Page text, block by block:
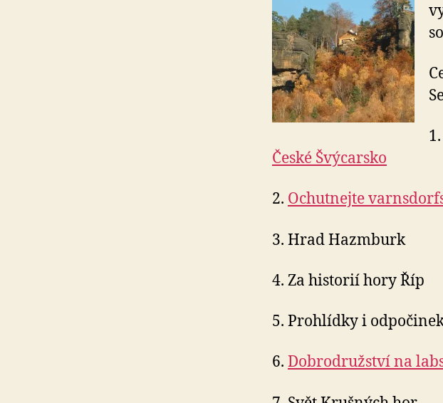
1.
České Švýcarsko
2. Ochutnejte
3. Hrad Hazmburk
4. Za historií hory Říp
5. Prohlídky i
6. Dobrodružství na